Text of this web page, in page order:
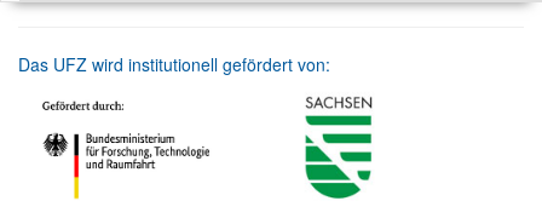
Das UFZ wird institutionell gefördert von: